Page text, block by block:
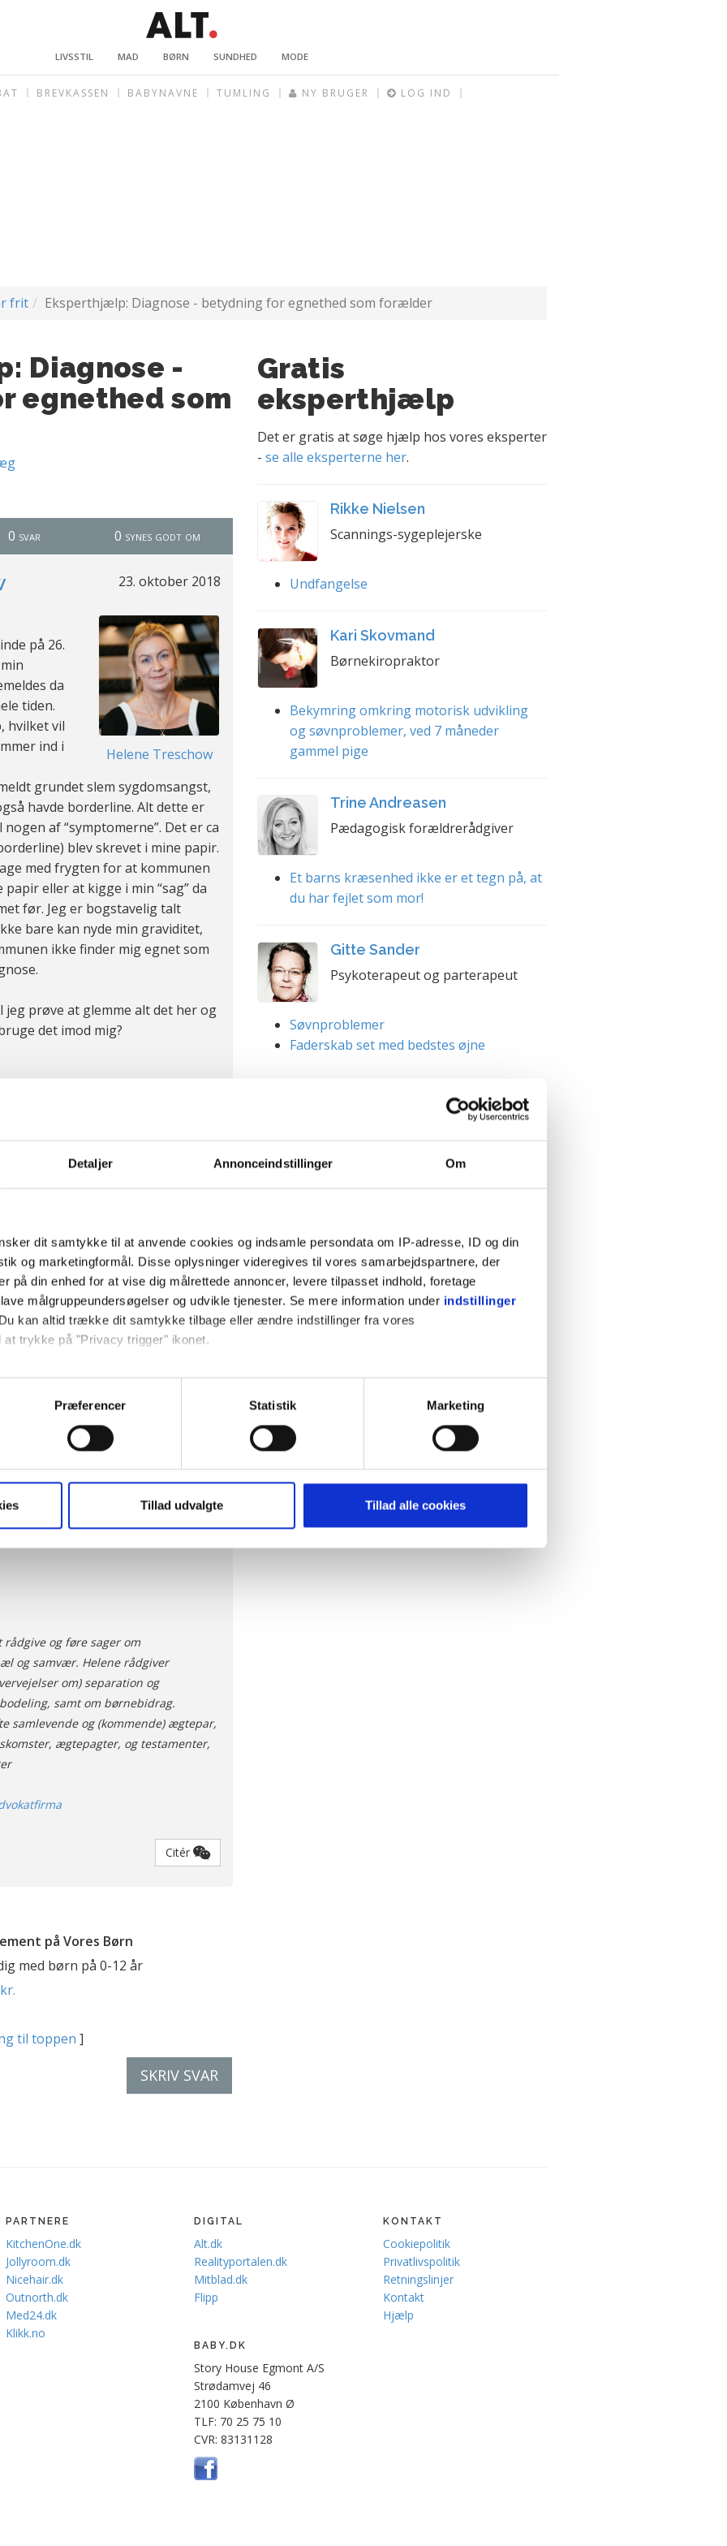
Detaljer Annonceindstillinger Om
dit samtykke til at anvende cookies og indsamle persondata om IP-adresse, ID og din
og marketingformål. Disse oplysninger videregives til vores samarbejdspartnere, der
på din enhed for at vise dig målrettede annoncer, levere tilpasset indhold, foretage
målgruppeundersøgelser og udvikle tjenester. Se mere information under indstillinger
kan altid trække dit samtykke tilbage eller ændre indstillinger fra vores
at trykke på "Privacy trigger" ikonet.
gerne:
om din placering, der kan være nøjagtig inden for få meter
baseret på en scanning af dens unikke karakteristika (fingerprinting)
må bruge egne cookies og cookies fra tredjeparter til at optimere dit besøg på vores
generere statistik og huske dine præferencer samt til brug for markedsføring, så vi
Præferencer Statistik Marketing
Tillad udvalgte Tillad alle cookies
LIVSSTIL MAD BØRN SUNDHED MODE
BREVKASSEN BABYNAVNE TUMLING NY BRUGER LOG IND
frit Eksperthjælp: Diagnose - betydning for egnethed som forælder
Diagnose -
egnethed som
0 svar 0 synes godt om
23. oktober 2018
Helene Treschow
på 26.
da
tiden.
hvilket vil
ind i
grundet slem sygdomsangst,
havde borderline. Alt dette er
af “symptomerne”. Det er ca
blev skrevet i mine papir.
med frygten for at kommunen
eller at kigge i min “sag” da
før. Jeg er bogstavelig talt
bare kan nyde min graviditet,
ikke finder mig egnet som
jeg prøve at glemme alt det her og
det imod mig?
liv, du venter dig.
kan sagtens blive en rigtig god
diagnose, vil ikke i sig selv
over dig. Det afhænger af så
af hvordan dit kommende
og føre sager om
og samvær. Helene rådgiver
om) separation og
samt om børnebidrag.
samlevende og (kommende) ægtepar,
ægtepagter, og testamenter,
Citér
på Vores Børn
med børn på 0-12 år
til toppen ]
SKRIV SVAR
Gratis
eksperthjælp
Det er gratis at søge hjælp hos vores eksperter
- se alle eksperterne her.
Rikke Nielsen
Scannings-sygeplejerske
Undfangelse
Kari Skovmand
Børnekiropraktor
Bekymring omkring motorisk udvikling
og søvnproblemer, ved 7 måneder
gammel pige
Trine Andreasen
Pædagogisk forældrerådgiver
Et barns kræsenhed ikke er et tegn på, at
du har fejlet som mor!
Gitte Sander
Psykoterapeut og parterapeut
Søvnproblemer
Faderskab set med bedstes øjne
PARTNERE
KitchenOne.dk
Jollyroom.dk
Nicehair.dk
Outnorth.dk
Med24.dk
Klikk.no
DIGITAL
Alt.dk
Realityportalen.dk
Mitblad.dk
Flipp
KONTAKT
Cookiepolitik
Privatlivspolitik
Retningslinjer
Kontakt
Hjælp
BABY.DK
Story House Egmont A/S
Strødamvej 46
2100 København Ø
TLF: 70 25 75 10
CVR: 83131128